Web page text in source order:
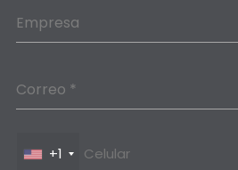
Empresa
Correo *
+1